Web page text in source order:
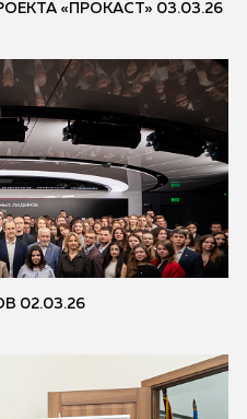
«ПРОКАСТ» 03.03.26
02.03.26